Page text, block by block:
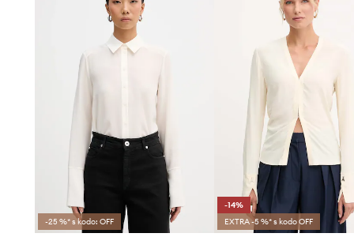
-25 %* s kodo: OFF
-14%
EXTRA -5 %* s kodo OFF